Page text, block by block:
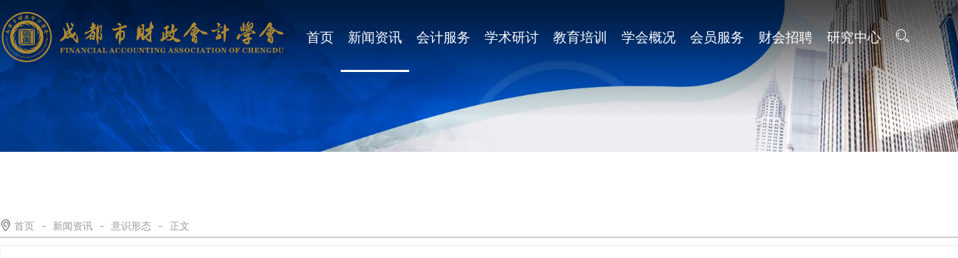
首页 新闻资讯 会计服务 学术研讨 教育培训 学会概况 会员服务 财会招聘 研究中心
首页 - 新闻资讯 - 意识形态 - 正文